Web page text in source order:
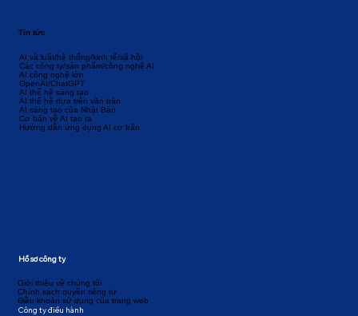
AI và luật/hệ thống/kinh tế/xã hội
Các công ty/sản phẩm/công nghệ AI
AI công nghệ lớn
OpenAI/ChatGPT
AI thế hệ sáng tạo
AI thế hệ dựa trên văn bản
AI sáng tạo của Nhật Bản
Cơ bản về AI tạo ra
Hướng dẫn ứng dụng AI cơ bản
Tin tức
Giới thiệu về chúng tôi
Chính sách quyền riêng tư
Điều khoản sử dụng của trang web
Công ty điều hành
Hồ sơ công ty